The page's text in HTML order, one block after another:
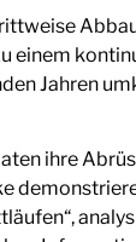
einem
Jahren
ihre